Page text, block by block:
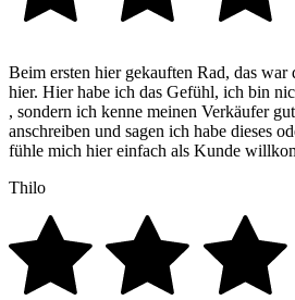
Beim ersten hier gekauften Rad, das war
hier. Hier habe ich das Gefühl, ich bin
, sondern ich kenne meinen Verkäufer
anschreiben und sagen ich habe dieses
fühle mich hier einfach als Kunde
Thilo